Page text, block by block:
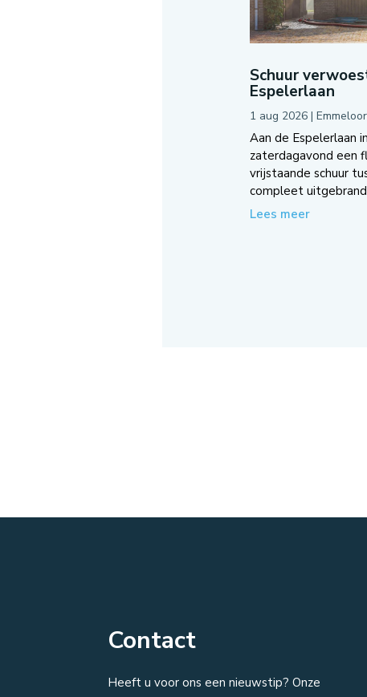
Schuur
Espelerlaan
1 aug 2026|
Aan de Espelerlaan
zaterdagavond een
vrijstaande schuur
compleet
Lees meer
Contact
Heeft u voor ons een nieuwstip? Onze